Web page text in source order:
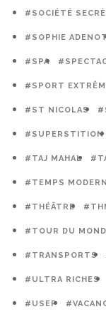
#SOCIÉTÉ
#SOPHIE
#SPA
#SPORT
#ST NICOLAS
#SUPERSTITION
#TAJ MAHAL
#TEMPS
#THÉÂTRE
#TOUR DU
#TRANSPORTS
#ULTRA RICHES
#USEP